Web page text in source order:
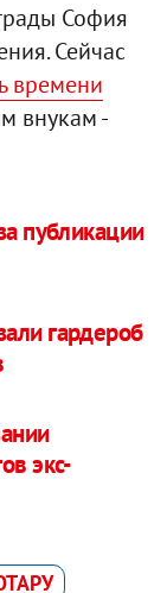
София
Сейчас
времени
внукам -
публикации
гардероб
экс-